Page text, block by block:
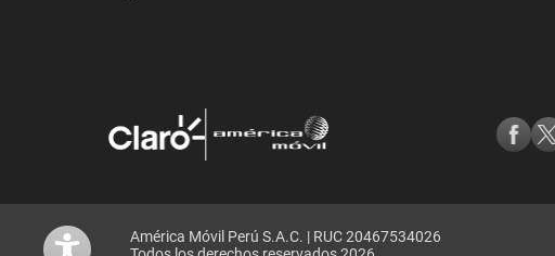
América Móvil Perú S.A.C. | RUC 20467534026